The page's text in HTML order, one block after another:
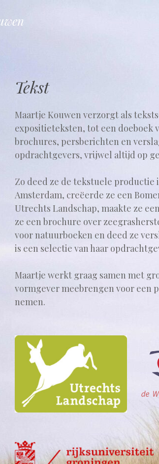
Tekst
Maartje Kouwen verzorgt als
expositieteksten, tot een doeboek
brochures, persberichten en
opdrachtgevers, vrijwel altijd op
Zo deed ze de tekstuele productie
Amsterdam, creëerde ze een
Utrechts Landschap, maakte ze
ze een brochure over
voor natuurboeken en deed ze
is een selectie van haar
Maartje werkt graag samen met
vormgever meebrengen voor een
nemen.